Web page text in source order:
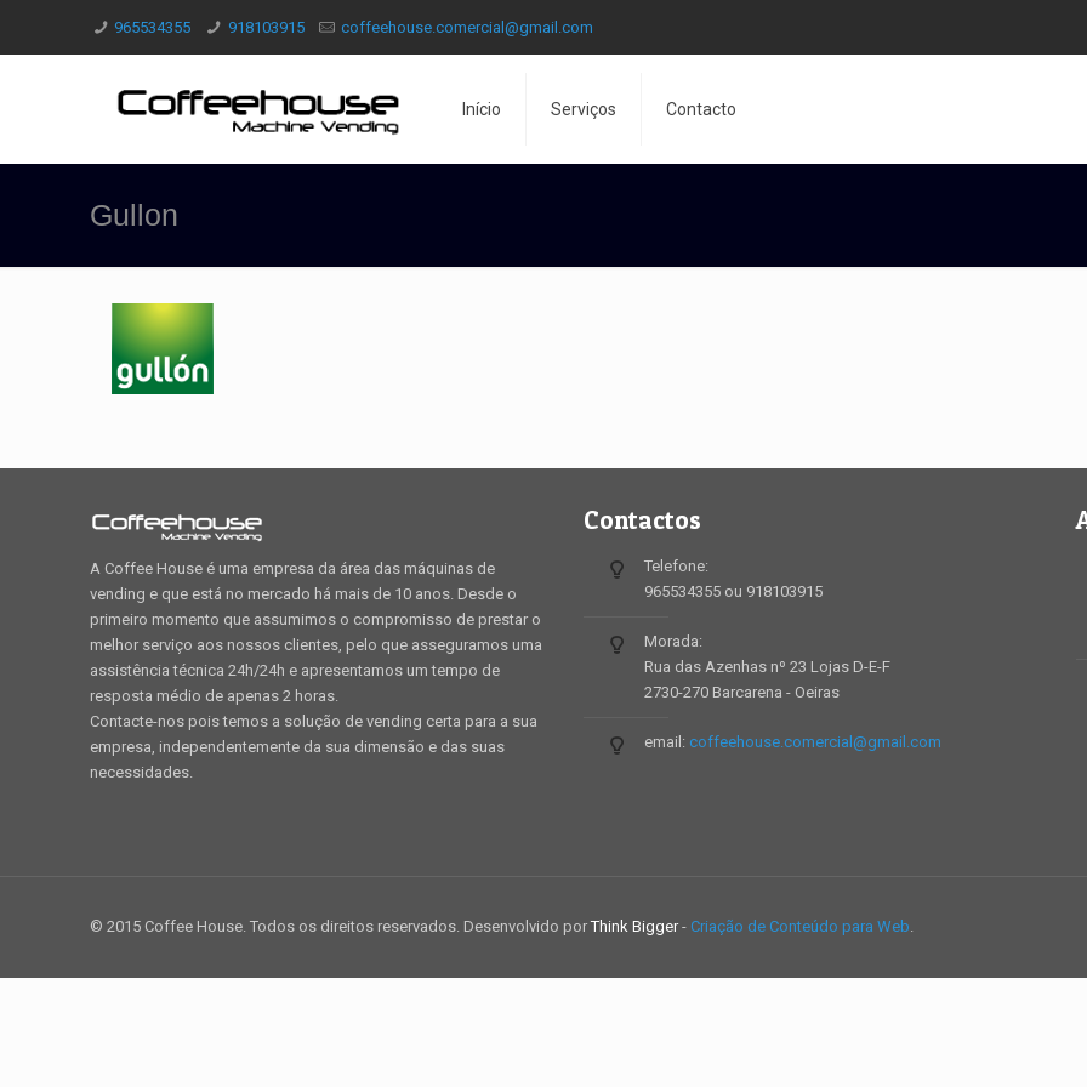
965534355 918103915 coffeehouse.comercial@gmail.com
Início Serviços Contacto
Gullon
A Coffee House é uma empresa da área das máquinas de
vending e que está no mercado há mais de 10 anos. Desde o
primeiro momento que assumimos o compromisso de prestar o
melhor serviço aos nossos clientes, pelo que asseguramos uma
assistência técnica 24h/24h e apresentamos um tempo de
resposta médio de apenas 2 horas.
Contacte-nos pois temos a solução de vending certa para a sua
empresa, independentemente da sua dimensão e das suas
necessidades.
Contactos
Telefone:
965534355 ou 918103915
Morada:
Rua das Azenhas nº 23 Lojas D-E-F
2730-270 Barcarena - Oeiras
email: coffeehouse.comercial@gmail.com
© 2015 Coffee House. Todos os direitos reservados. Desenvolvido porThink Bigger- Criação de Conteúdo para Web.